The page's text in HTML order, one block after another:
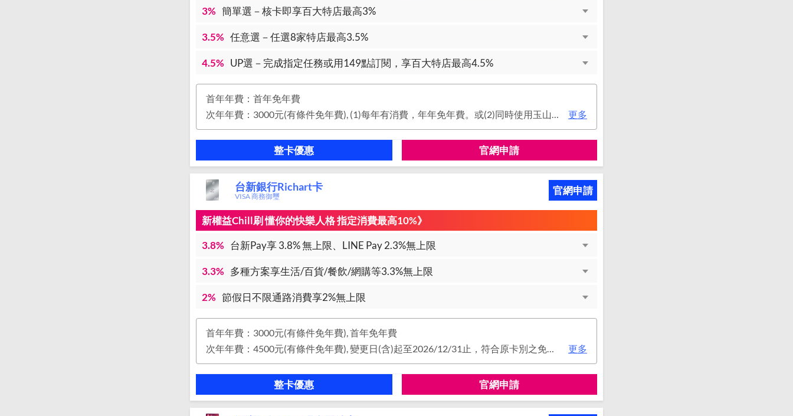
3% 簡單選－核卡即享百大特店最高3%
3.5% 任意選－任選8家特店最高3.5%
4.5% UP選－完成指定任務或用149點訂閱，享百大特店最高4.5%
首年年費：首年免年費
次年年費：3000元(有條件免年費), (1)每年有消費，年年免年費。或(2)同時使用玉山帳戶自動扣繳信用卡款及帳單e化期間享免年費優惠。
更多
整卡優惠 官網申請
台新銀行Richart卡
VISA 商務御璽 官網申請
新權益Chill刷 懂你的快樂人格 指定消費最高10%》
3.8% 台新Pay享 3.8% 無上限、LINE Pay 2.3%無上限
3.3% 多種方案享生活/百貨/餐飲/網購等3.3%無上限
2% 節假日不限通路消費享2%無上限
首年年費：3000元(有條件免年費), 首年免年費
次年年費：4500元(有條件免年費), 變更日(含)起至2026/12/31止，符合原卡別之免年費消費條件 或 使用台新信用卡數位帳單(包含電子/行動帳單)且生效，即享免年費優惠。
更多
整卡優惠 官網申請